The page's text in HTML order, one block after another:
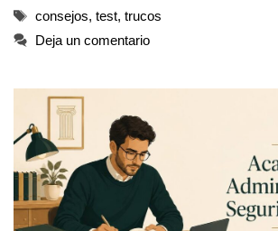
Etiquetas
consejos, test, trucos
Deja un comentario